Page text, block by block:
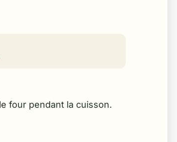
four pendant la cuisson.